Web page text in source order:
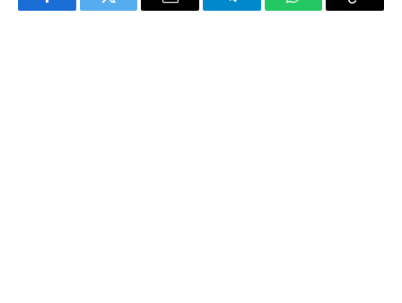
FacebookTwitter Email TelegramWhatsAppCopy